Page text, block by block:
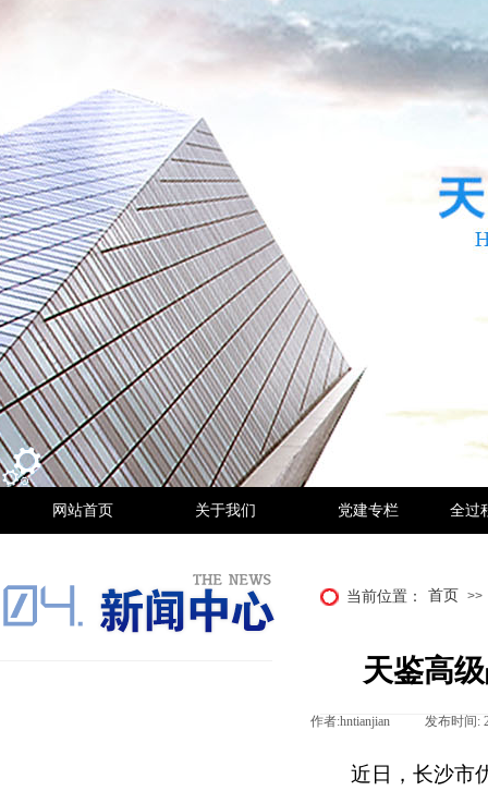
网站首页 关于我们 党建专栏 全过
当前位置： 首页 >>
天鉴高
作者:hntianjian 发布时间:
近日，长沙市